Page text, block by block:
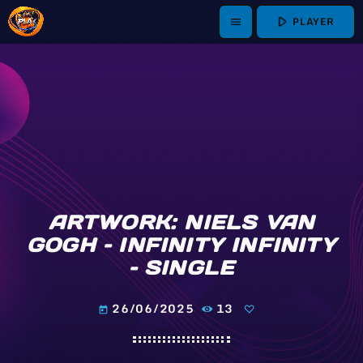
menu play_arrow PLAYER
ARTWORK: NIELS VAN
GOGH – INFINITY INFINITY
– SINGLE
today 26/06/2025 13